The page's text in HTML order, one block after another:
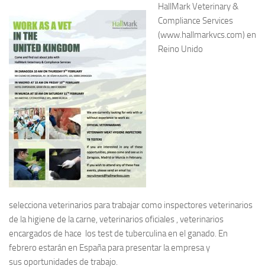
HallMark Veterinary &
Compliance Services
(www.hallmarkvcs.com) en
Reino Unido
selecciona veterinarios para trabajarcomo inspectores veterinarios
de la higiene de la carne, veterinarios oficiales , veterinarios
encargados de hace los test de tuberculina en el ganado. En
febrero estarán en España para presentar la empresa y
sus oportunidades de trabajo.